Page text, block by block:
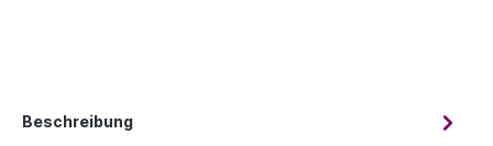
Beschreibung